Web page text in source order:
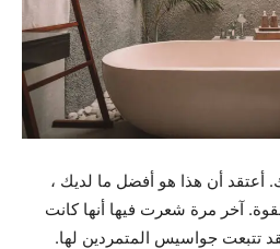
أعتقد أن هذا هو أفضل ما لديك ،
آخر مرة شعرت فيها أنها كانت
تتبعت جواسيس المتمردين لها.